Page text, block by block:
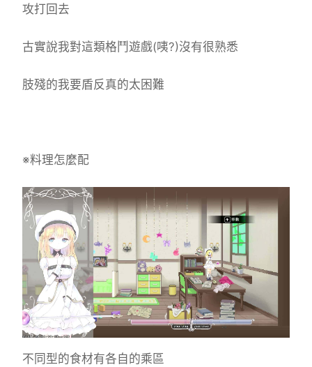
攻打回去
古實說我對這類格鬥遊戲(咦?)沒有很熟悉
肢殘的我要盾反真的太困難
※料理怎麼配
不同型的食材有各自的乘區